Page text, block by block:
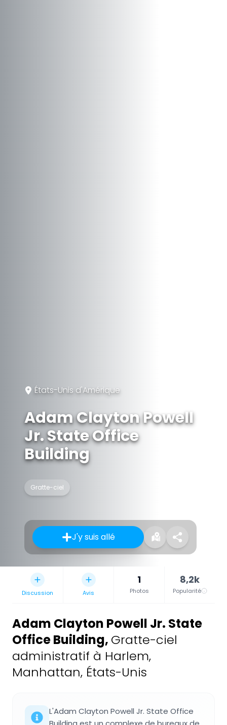
États-Unis d'Amérique
Adam Clayton Powell
Jr. State Office
Building
Gratte-ciel
J'y suis allé
Discussion Avis
1
Photos
8,2k
Popularité
Adam Clayton Powell Jr. State
Office Building, Gratte-ciel
administratif à Harlem,
Manhattan, États-Unis
L'Adam Clayton Powell Jr. State Office